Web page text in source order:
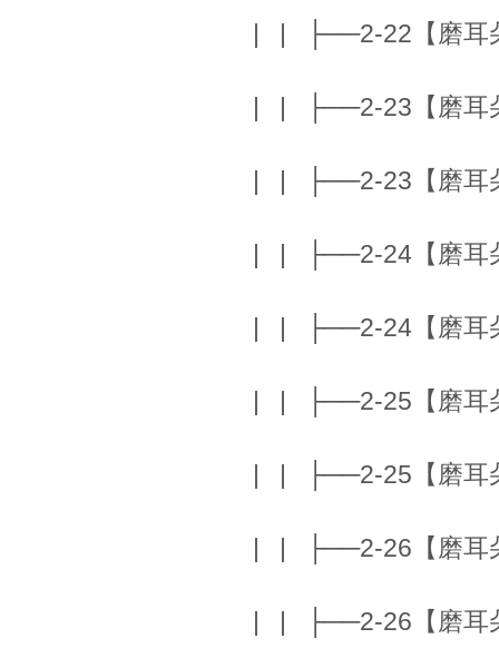
| | ├──2-22【磨耳
| | ├──2-23【磨耳
| | ├──2-23【磨耳
| | ├──2-24【磨耳
| | ├──2-24【磨耳
| | ├──2-25【磨耳
| | ├──2-25【磨耳
| | ├──2-26【磨耳
| | ├──2-26【磨耳